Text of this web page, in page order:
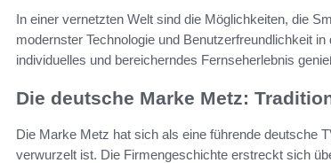
In einer vernetzten Welt sind die Möglichkeiten, die
modernster Technologie und Benutzerfreundlichkeit
individuelles und bereicherndes Fernseherlebnis
Die deutsche Marke Metz:
Die Marke Metz hat sich als eine führende deutsche
verwurzelt ist. Die Firmengeschichte erstreckt sich